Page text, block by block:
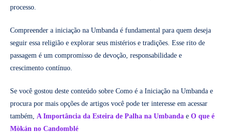
processo.
Compreender a iniciação na Umbanda é fundamental para quem deseja
seguir essa religião e explorar seus mistérios e tradições. Esse rito de
passagem é um compromisso de devoção, responsabilidade e
crescimento contínuo.
Se você gostou deste conteúdo sobre Como é a Iniciação na Umbanda e
procura por mais opções de artigos você pode ter interesse em acessar
também, A Importância da Esteira de Palha na Umbanda e O que é
Mòkán no Candomblé